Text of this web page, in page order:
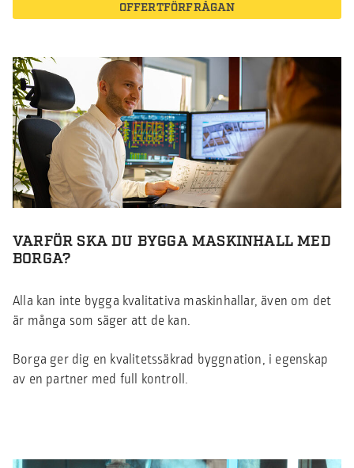
OFFERTFÖRFRÅGAN
VARFÖR SKA DU BYGGA MASKINHALL MED
BORGA?
Alla kan inte bygga kvalitativa maskinhallar, även om det
är många som säger att de kan.
Borga ger dig en kvalitetssäkrad byggnation, i egenskap
av en partner med full kontroll.